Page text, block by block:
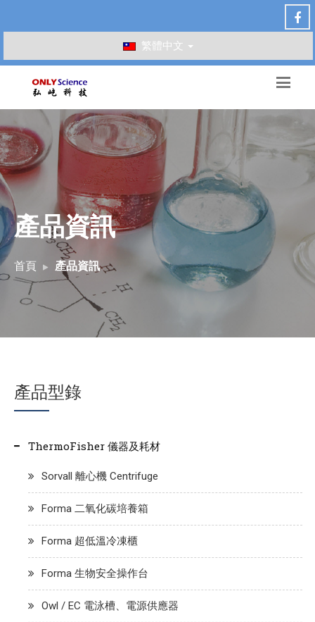
繁體中文
產品資訊
首頁 產品資訊
產品型錄
ThermoFisher 儀器及耗材
Sorvall 離心機 Centrifuge
Forma 二氧化碳培養箱
Forma 超低溫冷凍櫃
Forma 生物安全操作台
Owl / EC 電泳槽、電源供應器